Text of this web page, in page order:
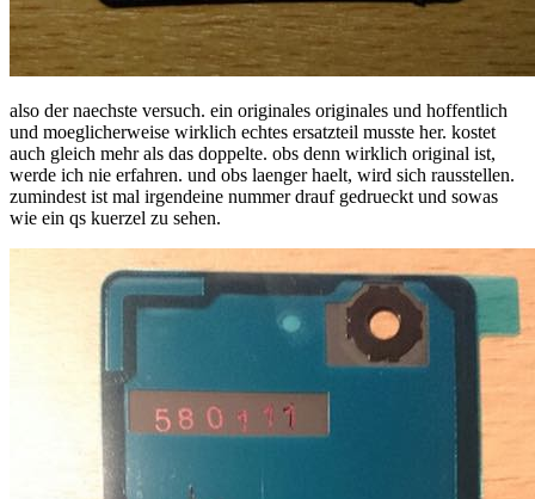
also der naechste versuch. ein originales originales und hoffentlich
und moeglicherweise wirklich echtes ersatzteil musste her. kostet
auch gleich mehr als das doppelte. obs denn wirklich original ist,
werde ich nie erfahren. und obs laenger haelt, wird sich rausstellen.
zumindest ist mal irgendeine nummer drauf gedrueckt und sowas
wie ein qs kuerzel zu sehen.